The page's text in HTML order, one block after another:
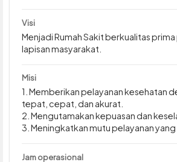
Visi
Menjadi Rumah Sakit berkualitas prima
lapisan masyarakat.
Misi
1. Memberikan pelayanan kesehatan
tepat, cepat, dan akurat.
2. Mengutamakan kepuasan dan
3. Meningkatkan mutu pelayanan
Jam operasional